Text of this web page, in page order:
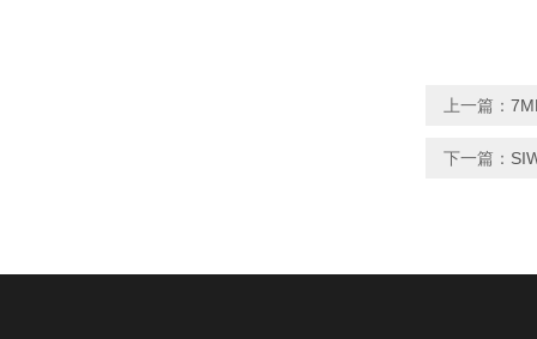
上一篇：
下一篇：